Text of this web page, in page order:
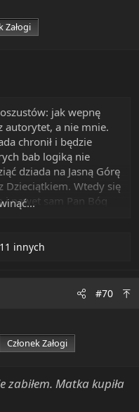
Załogi
jak wepnę
autorytet, a nie mnie.
chronił i będzie
bab logiką nie
dziada na Jasną Górę
Dzieciątkiem. Wtedy się
i nawet sam Pan Bóg
innych
#70
Członek Załogi
Matka kupiła